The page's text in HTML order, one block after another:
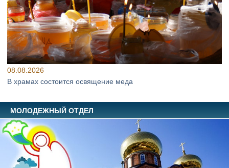
08.08.2026
В храмах состоится освящение меда
МОЛОДЕЖНЫЙ ОТДЕЛ